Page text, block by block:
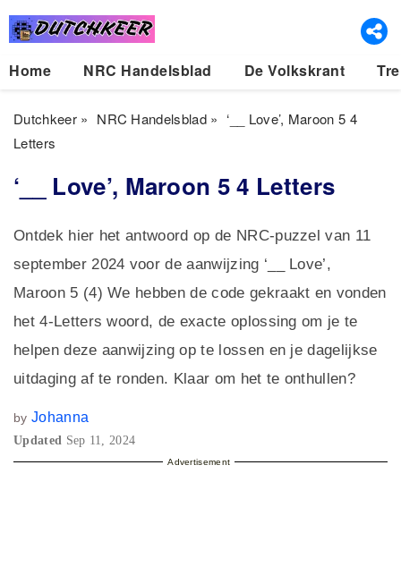
Home NRC Handelsblad De Volkskrant
Dutchkeer» NRC Handelsblad » ‘__ Love’, Maroon 5 4
Letters
‘__ Love’, Maroon 5 4 Letters
Ontdek hier het antwoord op de NRC-puzzel van 11
september 2024 voor de aanwijzing ‘__ Love’,
Maroon 5 (4) We hebben de code gekraakt en vonden
het 4-Letters woord, de exacte oplossing om je te
helpen deze aanwijzing op te lossen en je dagelijkse
uitdaging af te ronden. Klaar om het te onthullen?
by Johanna
Updated Sep 11, 2024
Advertisement